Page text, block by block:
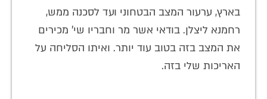
בארץ, ערעור המצב הבטחוני ועד לסכנה ממש,
רחמנא ליצלן. בודאי אשר מר וחבריו שי' מכירים
את המצב בזה בטוב עוד יותר. ואיתו הסליחה על
האריכות שלי בזה.